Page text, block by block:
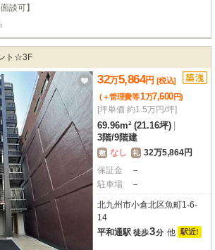
ンが魅力です。約23.13㎡の広さで、1階路面店とい
イント。内装はスケルトンなので、お客様の思い描
デザインしていただけます。喫茶・カフェ、小売・
業種におすすめです。周辺にはコンビニやスーパ
、集客にも期待が持てます。エレベーターやガス・
一歩を踏み出すあなたの夢を応援する、この特別な
開いてみませんか？
談可】
ト☆3F
32万5,864円 [税込]
(＋管理費等1万7,600円)
[坪単価 約1.5万円/坪]
69.96m² (21.16坪)
3階/9階建
敷 なし 礼 32万5,864円
保証金
－
駐車場
－
北九州市小倉北区魚町1-6-
14
平和通駅 徒歩3分 他 駅近!